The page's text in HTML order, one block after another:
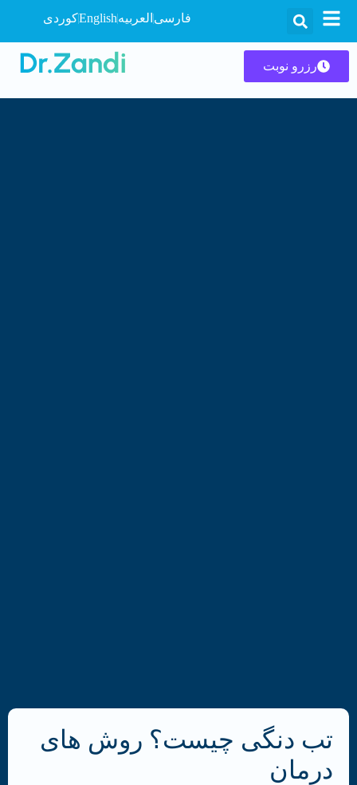
فارسی العربیهEnglishکوردی
رزرو نوبت
تب دنگی چیست؟ روش های
درمان